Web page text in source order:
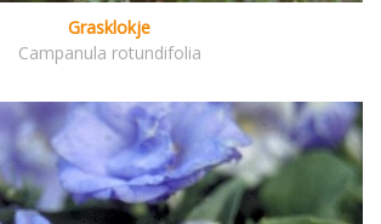
Grasklokje
Campanula rotundifolia